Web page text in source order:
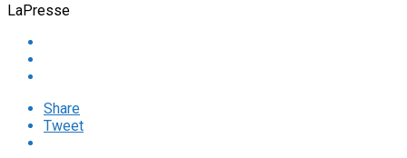
LaPresse
Share
Tweet